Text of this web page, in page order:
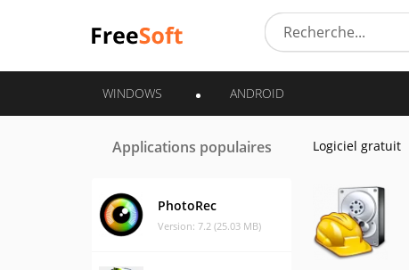
WINDOWS ANDROID
Applications populaires
PhotoRec
Version: 7.2 (25.03 MB)
Logiciel gratuit